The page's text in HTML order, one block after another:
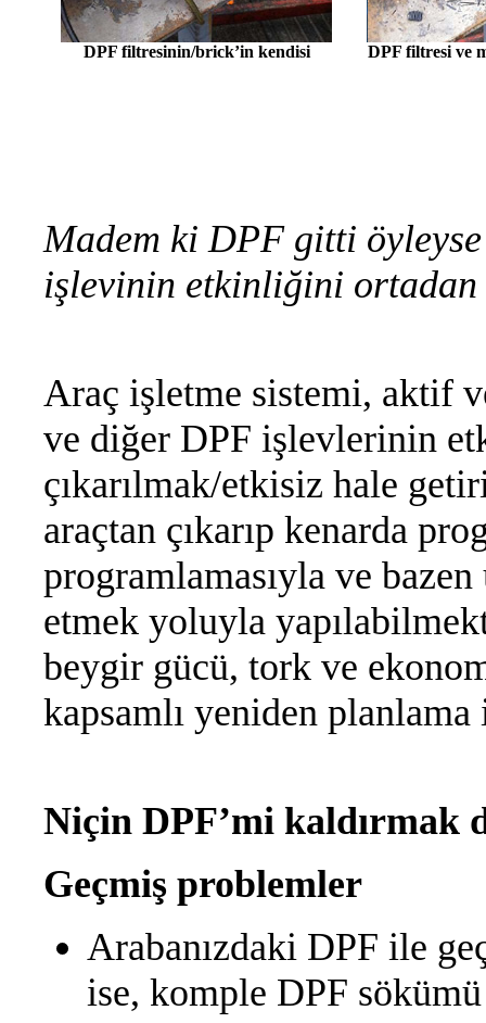
DPF filtresinin/brick’in kendisi DPF filtresi ve
Madem ki DPF gitti
işlevinin etkinliğini ortadan
Araç işletme sistemi, aktif
ve diğer DPF işlevlerinin
çıkarılmak/etkisiz hale
araçtan çıkarıp kenarda
programlamasıyla ve
etmek yoluyla
beygir gücü, tork ve
kapsamlı yeniden
Niçin DPF’mi kaldırmak
Geçmiş problemler
Arabanızdaki DPF ile
ise, komple DPF sökümü